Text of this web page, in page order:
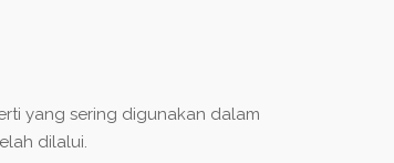
yang sering digunakan dalam
dilalui.